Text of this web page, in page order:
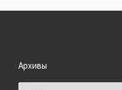
Архивы